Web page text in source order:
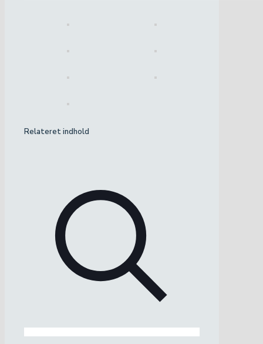
Relateret indhold